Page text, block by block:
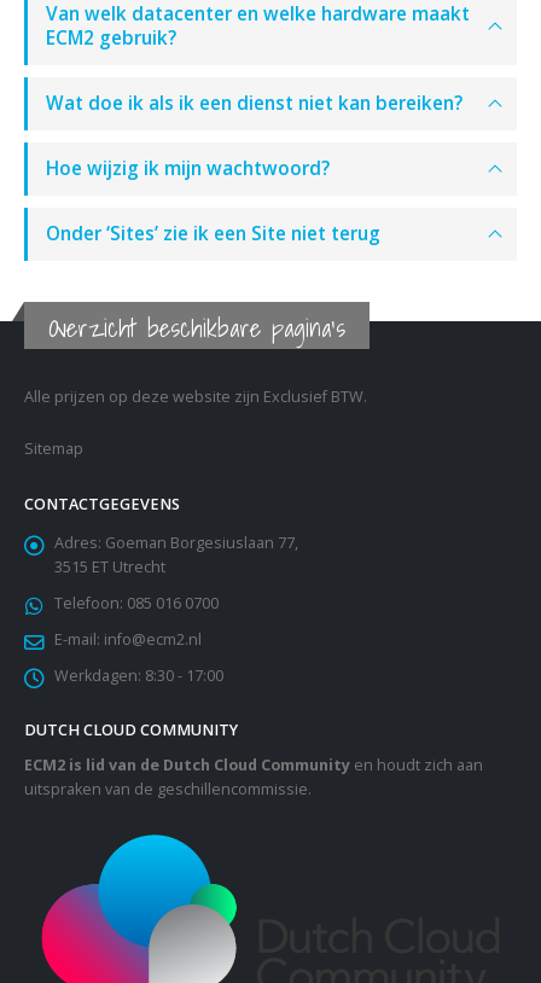
Van welk datacenter en welke hardware maakt
ECM2 gebruik?
Wat doe ik als ik een dienst niet kan bereiken?
Hoe wijzig ik mijn wachtwoord?
Onder ‘Sites’ zie ik een Site niet terug
Overzicht beschikbare pagina's
Alle prijzen op deze website zijn Exclusief BTW.
Sitemap
CONTACTGEGEVENS
Adres: Goeman Borgesiuslaan 77,
3515 ET Utrecht
Telefoon: 085 016 0700
E-mail: info@ecm2.nl
Werkdagen: 8:30 - 17:00
DUTCH CLOUD COMMUNITY
ECM2 is lid van de Dutch Cloud Community en houdt zich aan
uitspraken van de geschillencommissie.